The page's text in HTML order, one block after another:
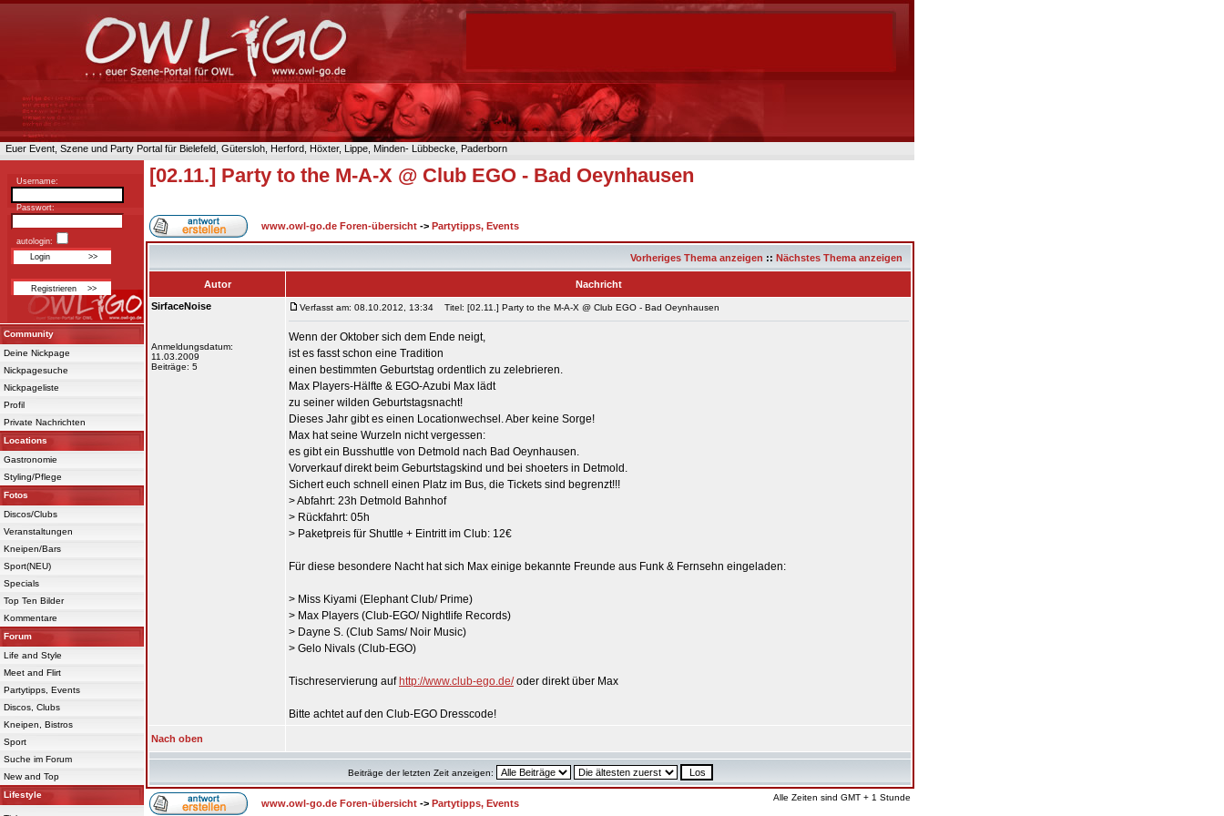
Euer Event, Szene und Party Portal für Bielefeld, Gütersloh, Herford, Höxter, Lippe, Minden- Lübbecke, Paderborn
Username:
Passwort:
autologin:
Community
Deine Nickpage
Nickpagesuche
Nickpageliste
Profil
Private Nachrichten
Locations
Gastronomie
Styling/Pflege
Fotos
Discos/Clubs
Veranstaltungen
Kneipen/Bars
Sport(NEU)
Specials
Top Ten Bilder
Kommentare
Forum
Life and Style
Meet and Flirt
Partytipps, Events
Discos, Clubs
Kneipen, Bistros
Sport
Suche im Forum
New and Top
Lifestyle
[02.11.] Party to the M-A-X @ Club EGO - Bad Oeynhausen
www.owl-go.de Foren-übersicht -> Partytipps, Events
Vorheriges Thema anzeigen :: Nächstes Thema anzeigen
Autor
Nachricht
SirfaceNoise
Anmeldungsdatum:
11.03.2009
Beiträge: 5
Verfasst am: 08.10.2012, 13:34 Titel: [02.11.] Party to the M-A-X @ Club EGO - Bad Oeynhausen
Wenn der Oktober sich dem Ende neigt,
ist es fasst schon eine Tradition
einen bestimmten Geburtstag ordentlich zu zelebrieren.
Max Players-Hälfte & EGO-Azubi Max lädt
zu seiner wilden Geburtstagsnacht!
Dieses Jahr gibt es einen Locationwechsel. Aber keine Sorge!
Max hat seine Wurzeln nicht vergessen:
es gibt ein Busshuttle von Detmold nach Bad Oeynhausen.
Vorverkauf direkt beim Geburtstagskind und bei shoeters in Detmold.
Sichert euch schnell einen Platz im Bus, die Tickets sind begrenzt!!!
> Abfahrt: 23h Detmold Bahnhof
> Rückfahrt: 05h
> Paketpreis für Shuttle + Eintritt im Club: 12€
Für diese besondere Nacht hat sich Max einige bekannte Freunde aus Funk & Fernsehn eingeladen:
> Miss Kiyami (Elephant Club/ Prime)
> Max Players (Club-EGO/ Nightlife Records)
> Dayne S. (Club Sams/ Noir Music)
> Gelo Nivals (Club-EGO)
Tischreservierung auf http://www.club-ego.de/oder direkt über Max
Bitte achtet auf den Club-EGO Dresscode!
Nach oben
Beiträge der letzten Zeit anzeigen:
www.owl-go.de Foren-übersicht -> Partytipps, Events
Alle Zeiten sind GMT + 1 Stunde